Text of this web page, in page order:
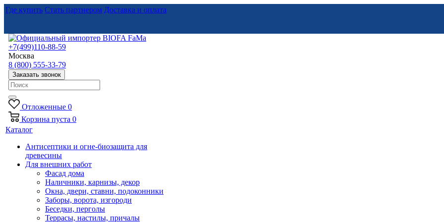
Где купить Стать партнером Доставка и оплата
+7(499)110-88-59
Москва
8 (800) 555-33-79
Заказать звонок
Отложенные 0
Корзина пуста 0
Каталог
Антисептики и огне-биозащита для
древесины
Для внешних работ
Фасад дома
Наличники, карнизы, декор
Окна, двери, ставни, подоконники
Заборы, ворота, изгороди
Беседки, перголы
Террасы, настилы, причалы